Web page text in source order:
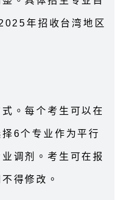
年招收台湾地区
。每个考生可以在
6个专业作为平行
调剂。考生可在报
得修改。